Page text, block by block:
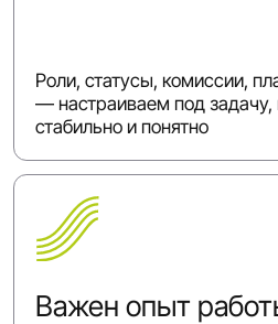
Роли, статусы, комиссии,
— настраиваем под задачу,
стабильно и понятно
Важен опыт